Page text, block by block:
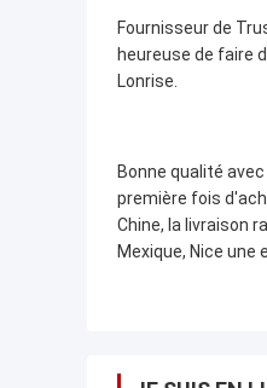
Fournisseur de
heureuse de faire
Lonrise.
Bonne qualité
première fois
Chine, la livraison
Mexique, Nice une